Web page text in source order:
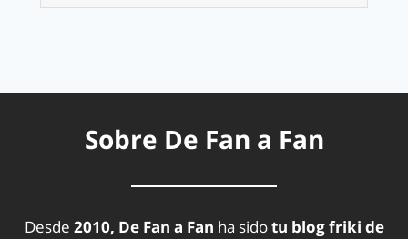
Sobre De Fan a Fan
Desde 2010, De Fan a Fan ha sidotu blog friki de